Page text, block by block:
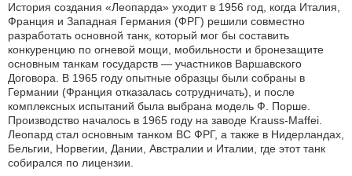
История создания «Леопарда» уходит в 1956 год, когда Италия,
Франция и Западная Германия (ФРГ) решили совместно
разработать основной танк, который мог бы составить
конкуренцию по огневой мощи, мобильности и бронезащите
основным танкам государств — участников Варшавского
Договора. В 1965 году опытные образцы были собраны в
Германии (Франция отказалась сотрудничать), и после
комплексных испытаний была выбрана модель Ф. Порше.
Производство началось в 1965 году на заводе Krauss-Maffei.
Леопард стал основным танком ВС ФРГ, а также в Нидерландах,
Бельгии, Норвегии, Дании, Австралии и Италии, где этот танк
собирался по лицензии.